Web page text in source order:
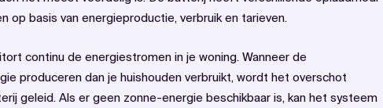
op basis van energieproductie, verbruik en tarieven.
continu de energiestromen in je woning. Wanneer de
produceren dan je huishouden verbruikt, wordt het overschot
geleid. Als er geen zonne-energie beschikbaar is, kan het systeem